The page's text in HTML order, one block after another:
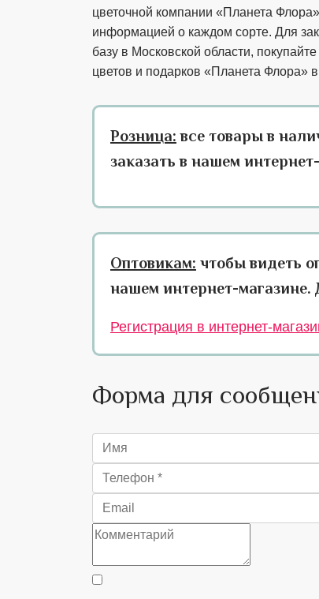
цветочной компании «Планета
информацией о каждом сорте. Для
базу в Московской области,
цветов и подарков «Планета Флора»
Розница: все товары в
заказать в нашем
Оптовикам: чтобы видеть
нашем интернет-магазине.
Регистрация в интернет-
Форма для